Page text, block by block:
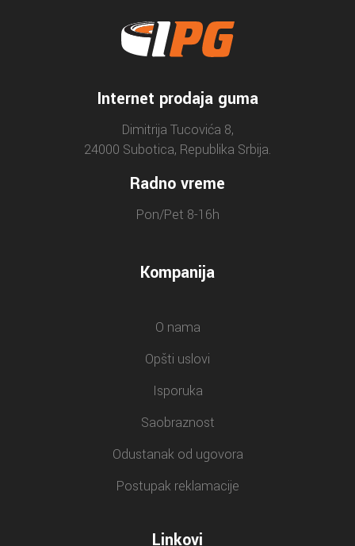
Internet prodaja guma
Dimitrija Tucovića 8,
24000 Subotica, Republika Srbija.
Radno vreme
Pon/Pet 8-16h
Kompanija
O nama
Opšti uslovi
Isporuka
Saobraznost
Odustanak od ugovora
Postupak reklamacije
Linkovi